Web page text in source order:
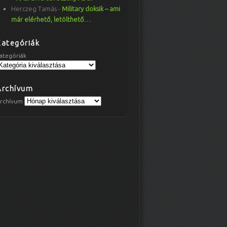
Herczeg Tamás - Military doksik – ami
már elérhető, letölthető…